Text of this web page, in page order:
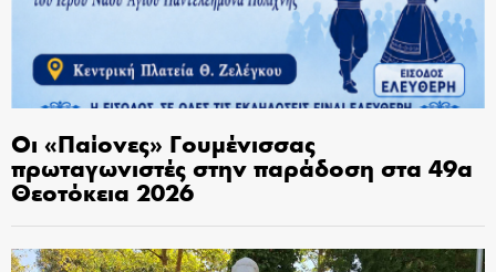
Οι «Παίονες» Γουμένισσας
πρωταγωνιστές στην παράδοση στα 49α
Θεοτόκεια 2026